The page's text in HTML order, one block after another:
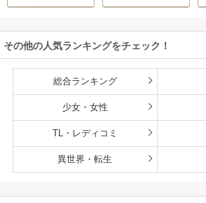
その他の人気ランキングをチェック！
総合ランキング
少女・女性
TL・レディコミ
異世界・転生